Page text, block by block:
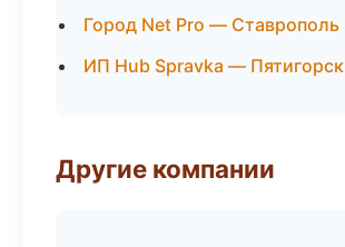
Город Net Pro — Ставрополь
ИП Hub Spravka — Пятигорск
Другие компании